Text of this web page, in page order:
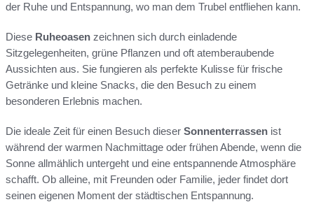
der Ruhe und Entspannung, wo man dem Trubel entfliehen kann.
Diese Ruheoasen zeichnen sich durch einladende
Sitzgelegenheiten, grüne Pflanzen und oft atemberaubende
Aussichten aus. Sie fungieren als perfekte Kulisse für frische
Getränke und kleine Snacks, die den Besuch zu einem
besonderen Erlebnis machen.
Die ideale Zeit für einen Besuch dieser Sonnenterrassen ist
während der warmen Nachmittage oder frühen Abende, wenn die
Sonne allmählich untergeht und eine entspannende Atmosphäre
schafft. Ob alleine, mit Freunden oder Familie, jeder findet dort
seinen eigenen Moment der städtischen Entspannung.